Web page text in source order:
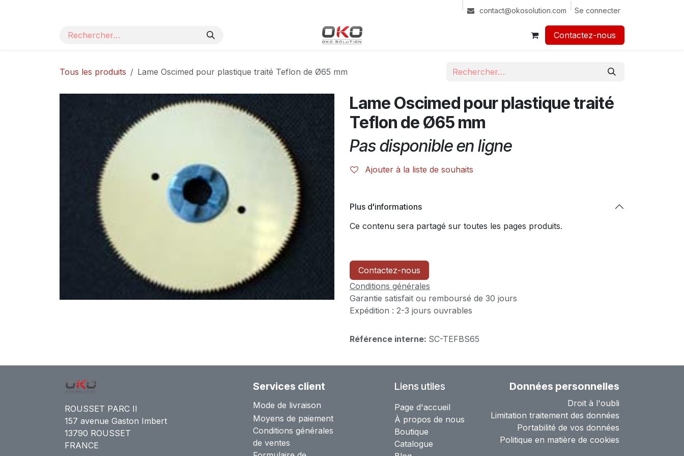
contact@okosolution.com Se connecter
Contactez-nous​​
Tous les produits Lame Oscimed pour plastique traité Teflon de Ø65 mm
Lame Oscimed pour plastique traité
Teflon de Ø65 mm
Pas disponible en ligne
Ajouter à la liste de souhaits
Plus d'informations
Ce contenu sera partagé sur toutes les pages produits.
Contactez-nous
Conditions générales
Garantie satisfait ou remboursé de 30 jours
Expédition : 2-3 jours ouvrables
Référence interne: SC-TEFBS65
ROUSSET PARC II
157 avenue Gaston Imbert
13790 ROUSSET
FRANCE
Données personnelles
Droit à l'oubli
Limitation traitement des données
Portabilité de vos données
Politique en matière de cookies
Services client
Mode de livraison
Moyens de paiement
Conditions générales
de ventes
Liens utiles
Page d'accueil
À propos de nous
Boutique
Catalogue